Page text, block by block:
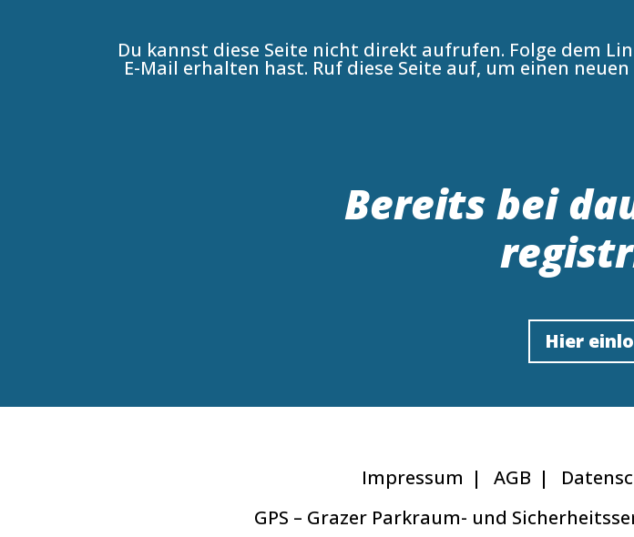
Du kannst diese Seite nicht direkt aufrufen. Folge dem
E-Mail erhalten hast. Ruf diese Seite auf, um einen
Bereits bei
Hier
Impressum AGB
GPS – Grazer Parkraum- und